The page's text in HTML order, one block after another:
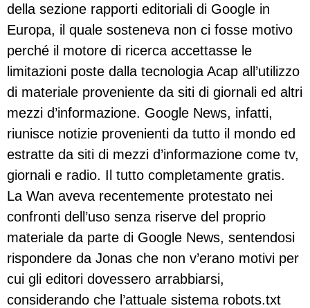
della sezione rapporti editoriali di Google in
Europa, il quale sosteneva non ci fosse motivo
perché il motore di ricerca accettasse le
limitazioni poste dalla tecnologia Acap all’utilizzo
di materiale proveniente da siti di giornali ed altri
mezzi d’informazione. Google News, infatti,
riunisce notizie provenienti da tutto il mondo ed
estratte da siti di mezzi d’informazione come tv,
giornali e radio. Il tutto completamente gratis.
La Wan aveva recentemente protestato nei
confronti dell’uso senza riserve del proprio
materiale da parte di Google News, sentendosi
rispondere da Jonas che non v’erano motivi per
cui gli editori dovessero arrabbiarsi,
considerando che l’attuale sistema robots.txt